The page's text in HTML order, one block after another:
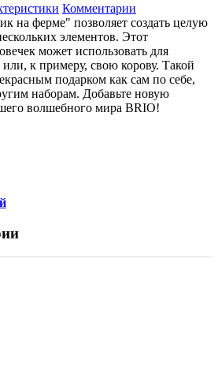
Комментарии
на ферме" позволяет создать целую
элементов. Этот
может использовать для
или, к примеру, свою корову. Такой
подарком как сам по себе,
наборам. Добавьте новую
волшебного мира BRIO!